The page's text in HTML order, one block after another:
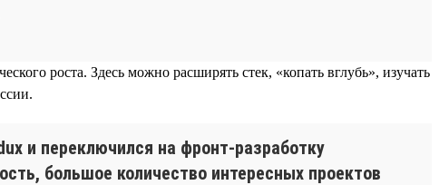
роста. Здесь можно расширять стек, «копать вглубь», изучать
и переключился на фронт-разработку
большое количество интересных проектов